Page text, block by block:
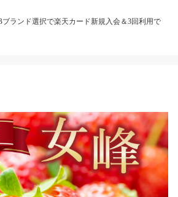
ブランド選択で楽天カード新規入会＆3回利用で